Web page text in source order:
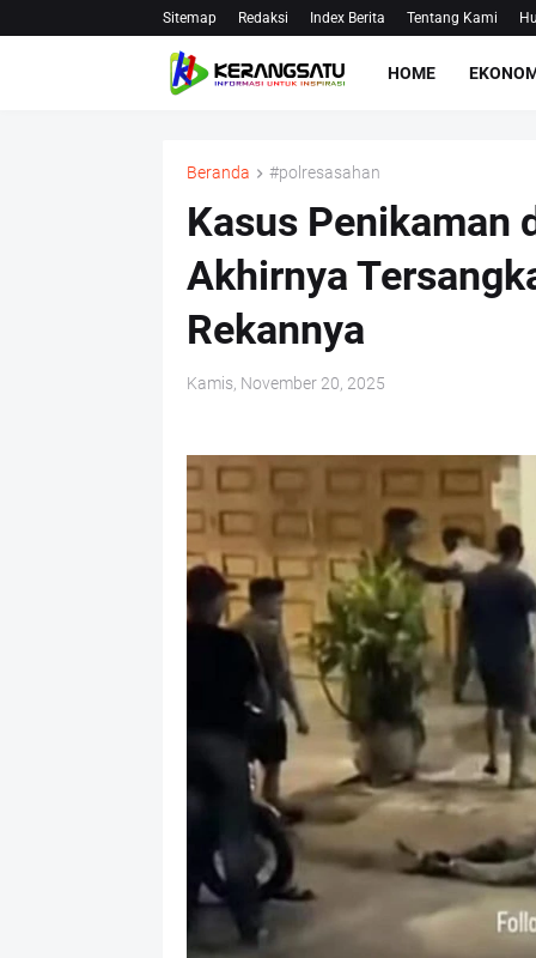
Sitemap Redaksi Index Berita Tentang Kami
HOME
Beranda #polresasahan
Kasus Penikaman
Akhirnya
Rekannya
Kamis, November 20, 2025